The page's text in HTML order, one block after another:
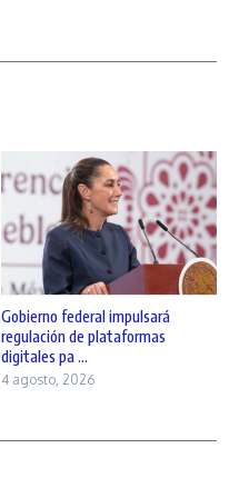
Gobierno federal impulsará
regulación de plataformas
digitales pa ...
4 agosto, 2026